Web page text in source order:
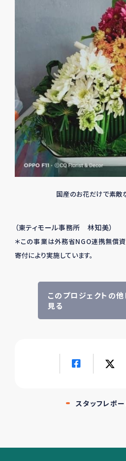
国産のお花だけで素敵
（東ティモール事務所 林知美）
＊この事業は外務省NGO連携無償
寄付により実施しています。
このプロジェクトの
見る
スタッフレポ